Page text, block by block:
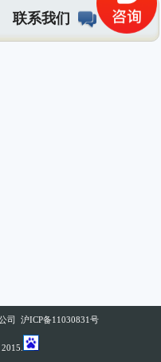
联系我们
司 沪ICP备11030831号